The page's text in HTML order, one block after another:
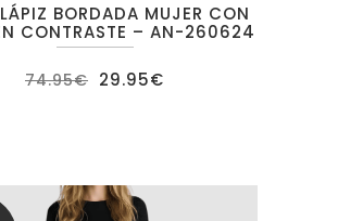
BORDADA MUJER CON
CONTRASTE – AN-260624
74.95€ El
precio
29.95€